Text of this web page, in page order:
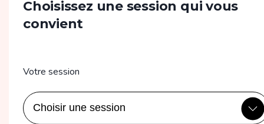
Choisissez une session qui vous
convient
Votre session